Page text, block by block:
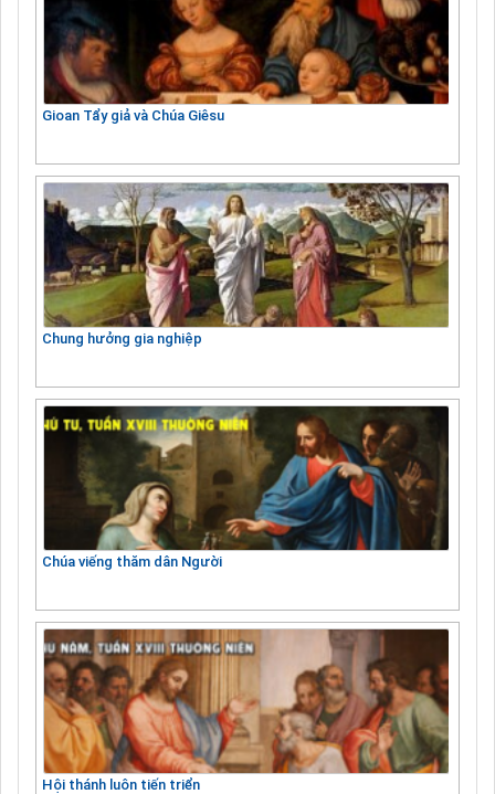
Gioan Tẩy giả và Chúa Giêsu
Chung hưởng gia nghiệp
Chúa viếng thăm dân Người
Hội thánh luôn tiến triển